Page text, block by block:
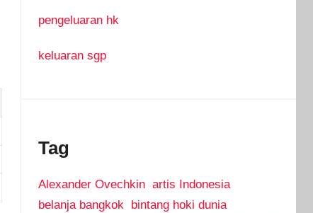
pengeluaran hk
keluaran sgp
Tag
Alexander Ovechkin artis Indonesia
belanja bangkok
bintang hoki dunia